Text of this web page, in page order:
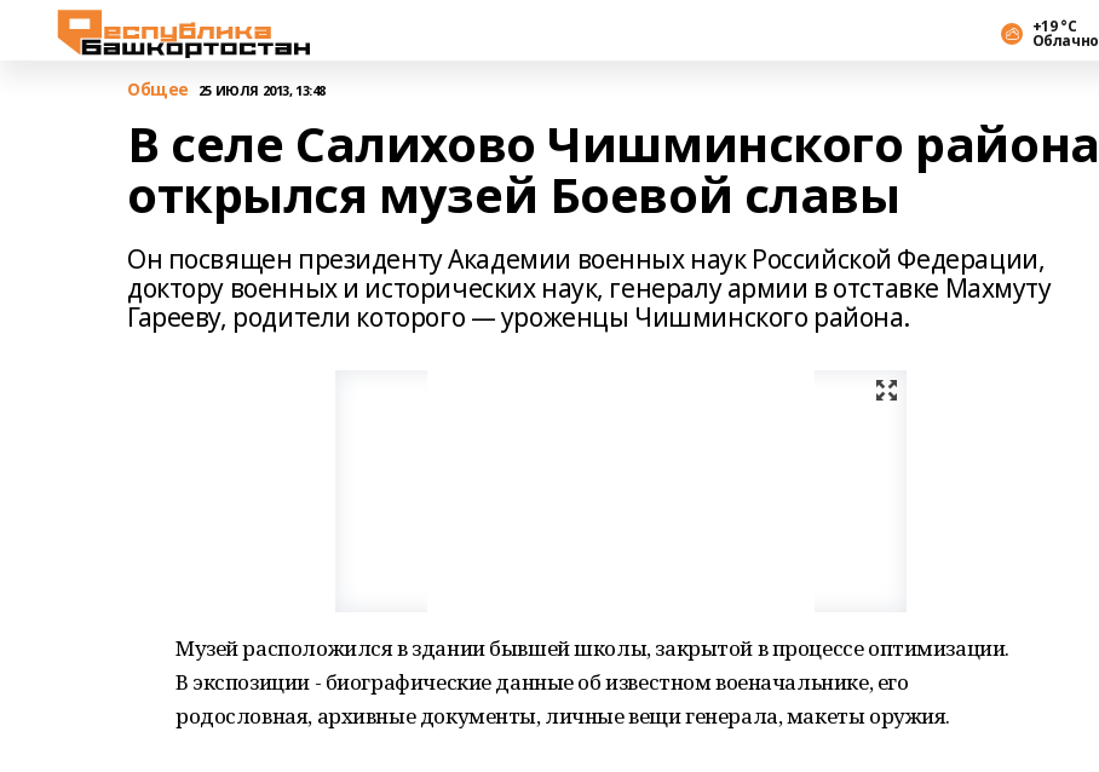
+19 °С
Облачно
Общее 25 ИЮЛЯ 2013, 13:48
В селе Салихово Чишминского района
открылся музей Боевой славы
Он посвящен президенту Академии военных наук Российской Федерации,
доктору военных и исторических наук, генералу армии в отставке Махмуту
Гарееву, родители которого — уроженцы Чишминского района.
Музей расположился в здании бывшей школы, закрытой в процессе оптимизации.
В экспозиции - биографические данные об известном военачальнике, его
родословная, архивные документы, личные вещи генерала, макеты оружия.